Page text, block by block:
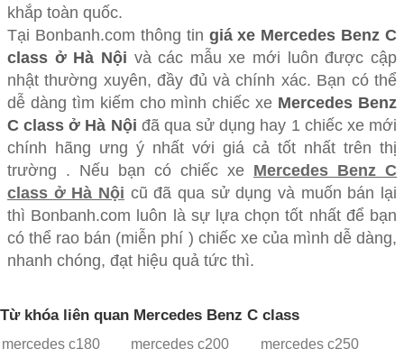
khắp toàn quốc.
Tại Bonbanh.com thông tin giá xe Mercedes Benz C
class ở Hà Nội và các mẫu xe mới luôn được cập
nhật thường xuyên, đầy đủ và chính xác. Bạn có thể
dễ dàng tìm kiếm cho mình chiếc xe Mercedes Benz
C class ở Hà Nội đã qua sử dụng hay 1 chiếc xe mới
chính hãng ưng ý nhất với giá cả tốt nhất trên thị
trường . Nếu bạn có chiếc xe Mercedes Benz C
class ở Hà Nội cũ đã qua sử dụng và muốn bán lại
thì Bonbanh.com luôn là sự lựa chọn tốt nhất để bạn
có thể rao bán (miễn phí ) chiếc xe của mình dễ dàng,
nhanh chóng, đạt hiệu quả tức thì.
Từ khóa liên quan Mercedes Benz C class
mercedes c180 mercedes c200
mercedes c250